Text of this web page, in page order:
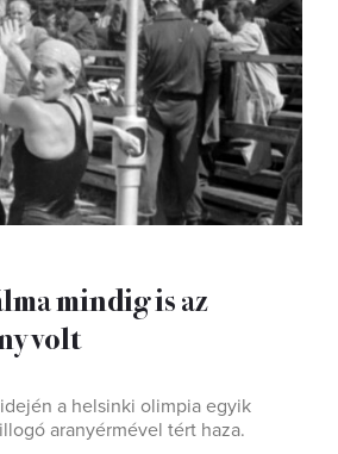
mindig is az
volt
a helsinki olimpia egyik
aranyérmével tért haza.